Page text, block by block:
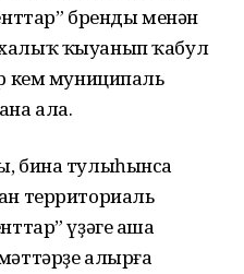
бренды менән
ҡыуанып ҡабул
кем муниципаль
ала.
бина тулыһынса
территориаль
үҙәге аша
алырға